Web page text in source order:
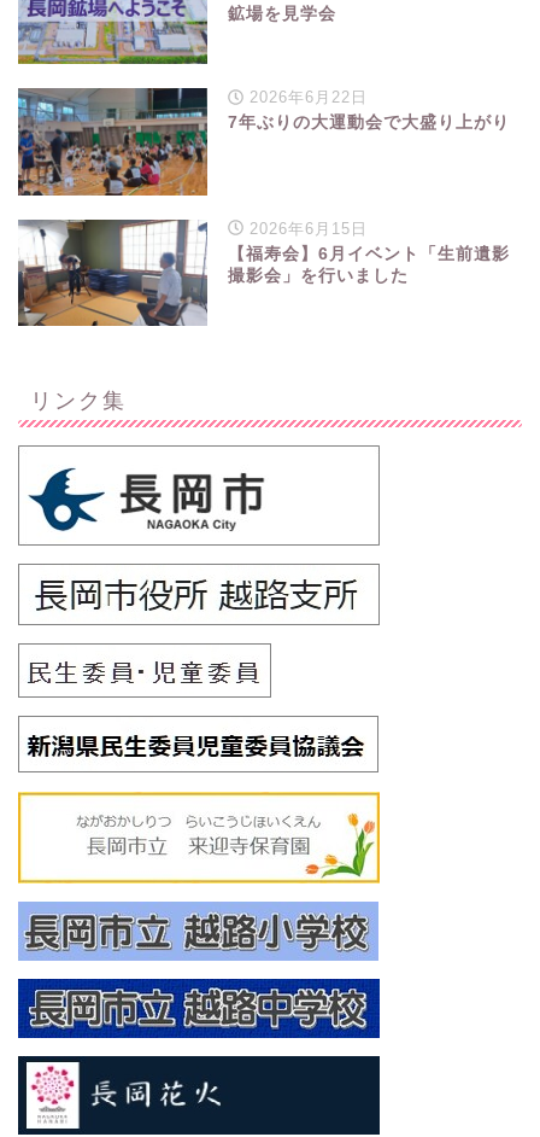
鉱場を見学会
2026年6月22日
7年ぶりの大運動会で大盛り上がり
2026年6月15日
【福寿会】6月イベント「生前遺影
撮影会」を行いました
リンク集